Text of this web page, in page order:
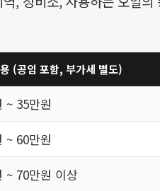
(공임 포함, 부가세 별도)
~ 35만원
~ 60만원
~ 70만원 이상